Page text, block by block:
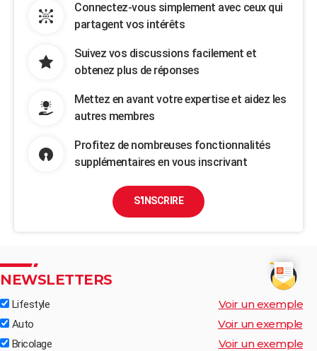
Connectez-vous simplement avec ceux qui
partagent vos intérêts
Suivez vos discussions facilement et
obtenez plus de réponses
Mettez en avant votre expertise et aidez les
autres membres
Profitez de nombreuses fonctionnalités
supplémentaires en vous inscrivant
S'INSCRIRE
NEWSLETTERS
Lifestyle Voir un exemple
Auto Voir un exemple
Bricolage Voir un exemple